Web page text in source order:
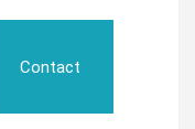
Contact